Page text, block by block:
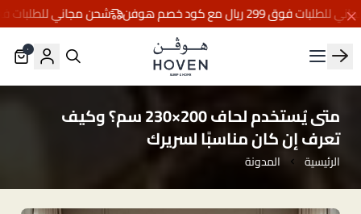
فوق 299 ريال مع كود خصم هوفن شحن مجاني للطلبات فوق 299 ريال مع كود
مفارش هوڤن
٠
متى يُستخدم لحاف 200×230 سم؟ وكيف
تعرف إن كان مناسبًا لسريرك
الرئيسية المدونة